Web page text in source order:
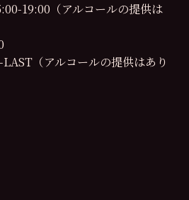
19:00（アルコールの提供は
（アルコールの提供はあり